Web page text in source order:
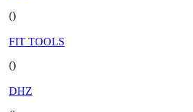
()
FIT TOOLS
()
DHZ